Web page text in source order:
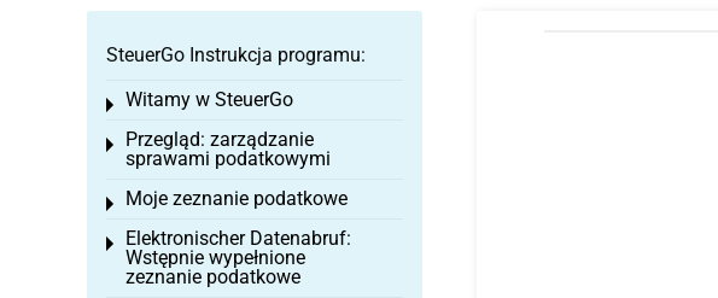
SteuerGo Instrukcja programu:
Witamy w SteuerGo
Toggle menu
Przegląd: zarządzanie
sprawami podatkowymi
Toggle menu
Moje zeznanie podatkowe
Toggle menu
Elektronischer Datenabruf:
Wstępnie wypełnione
zeznanie podatkowe
Toggle menu